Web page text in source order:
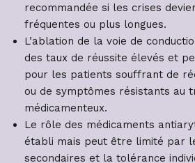
recommandée si les crises
fréquentes ou plus longues.
L’ablation de la voie de
des taux de réussite élevés et
pour les patients souffrant de
ou de symptômes résistants au
médicamenteux.
Le rôle des médicaments
établi mais peut être limité par
secondaires et la tolérance